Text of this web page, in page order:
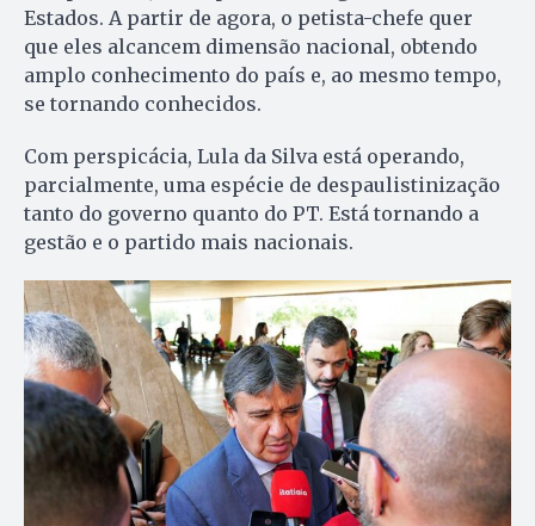
Estados. A partir de agora, o petista-chefe quer
que eles alcancem dimensão nacional, obtendo
amplo conhecimento do país e, ao mesmo tempo,
se tornando conhecidos.
Com perspicácia, Lula da Silva está operando,
parcialmente, uma espécie de despaulistinização
tanto do governo quanto do PT. Está tornando a
gestão e o partido mais nacionais.